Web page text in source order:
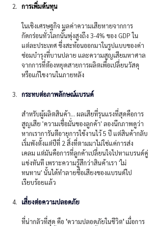
การเพิ่มต้นทุน
ในเชิงเศรษฐกิจ มูลค่าความเสียหายจากการ
กัดกร่อนทั่วโลกนั้นพุ่งสูงถึง 3-4% ของ GDP ใน
แต่ละประเทศ ซึ่งสะท้อนออกมาในรูปแบบของค่า
ซ่อมบำรุงที่บานปลาย และความสูญเสียมหาศาล
จากการที่ต้องหยุดสายการผลิตเพื่อเปลี่ยนวัสดุ
หรือแก้ไขงานในภายหลัง
กระทบต่อภาพลักษณ์แบรนด์
สำหรับผู้ผลิตสินค้า... ผลเสียที่รุนแรงที่สุดคือการ
สูญเสีย 'ความเชื่อมั่นของลูกค้า' ลองนึกภาพดูว่า
หากเราการันตีอายุการใช้งานไว้ 5 ปี แต่สินค้ากลับ
เริ่มพังตั้งแต่ปีที่ 2 สิ่งที่ตามมาไม่ใช่แค่การส่ง
เคลม แต่มันคือการที่ลูกค้าเปลี่ยนใจไปหาแบรนด์คู่
แข่งทันที เพราะความรู้สึกว่าสินค้าเรา 'ไม่
ทนทาน' นั้นได้ทำลายชื่อเสียงของแบรนด์ไป
เรียบร้อยแล้ว
เสี่ยงต่อความปลอดภัย
ที่น่ากลัวที่สุด คือ 'ความปลอดภัยในชีวิต' เมื่อการ